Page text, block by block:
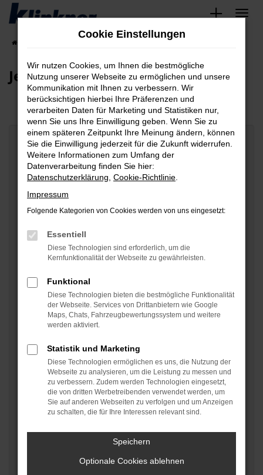
Zum
springen
Fahrzeuganfrage
Jetzt Wunschfahrzeug anfragen
Fahrzeugdaten
Hersteller
Modell
Fahrzeugtyp auswählen
Fahrzeugzustand auswählen
Kraftstoffart auswählen
Getriebe auswählen
Grundfarbe auswählen
Cookie Einstellungen
Wir nutzen Cookies, um Ihnen die bestmögliche
Nutzung unserer Webseite zu ermöglichen und unsere
Kommunikation mit Ihnen zu verbessern. Wir
berücksichtigen hierbei Ihre Präferenzen und
verarbeiten Daten für Marketing und Statistiken nur,
wenn Sie uns Ihre Einwilligung geben. Wenn Sie zu
einem späteren Zeitpunkt Ihre Meinung ändern, können
Sie die Einwilligung jederzeit für die Zukunft widerrufen.
Weitere Informationen zum Umfang der
Datenverarbeitung finden Sie hier:
Datenschutzerklärung Cookie-Richtlinie
Impressum
Folgende Kategorien von Cookies werden von uns eingesetzt:
Essentiell
Diese Technologien sind erforderlich, um die
Kernfunktionalität der Webseite zu gewährleisten.
Funktional
Diese Technologien bieten die bestmögliche Funktionalität
der Webseite. Services von Drittanbietern wie Google
Maps, Chats, Fahrzeugbewertungssystem und weitere
werden aktiviert.
Statistik und Marketing
Diese Technologien ermöglichen es uns, die Nutzung der
Webseite zu analysieren, um die Leistung zu messen und
zu verbessern. Zudem werden Technologien eingesetzt,
die von dritten Werbetreibenden verwendet werden, um
Sie auf anderen Webseiten zu verfolgen und um Anzeigen
zu schalten, die für Ihre Interessen relevant sind.
Speichern
Optionale Cookies ablehnen